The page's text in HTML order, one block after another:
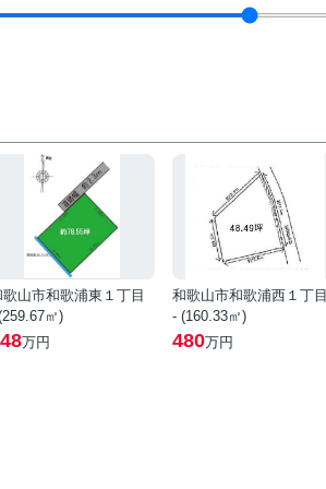
歌山市和歌浦東１丁目
㎡)
万円
和歌山市和歌浦西１丁目
- (160.33㎡)
480万円